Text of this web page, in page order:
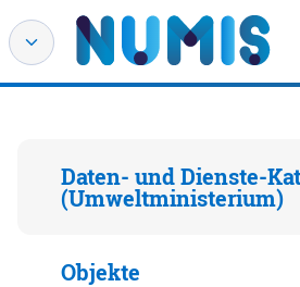
Daten- und Dienste-
(Umweltministerium)
Objekte